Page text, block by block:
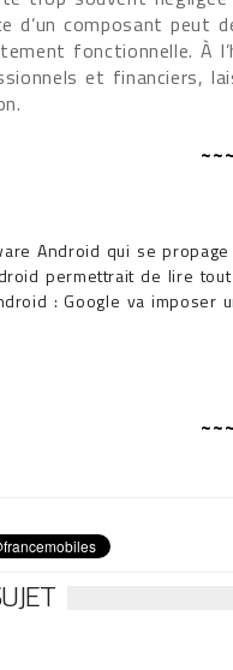
d’un composant peut
fonctionnelle. À
et financiers,
Android qui se
permettrait de lire
: Google va